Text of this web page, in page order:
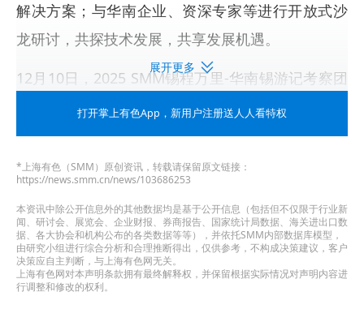
解决方案；与华南企业、资深专家等进行开放式沙
龙研讨，共探技术发展，共享发展机遇。
12月10日，2025 SMM锡程万里-华南锡游记考察团
的成员们来到2025 SMM锡程万里-华南锡游记考察
团——国家粮食和物资储备局广东局八三0处进行考
察。
考察交流
2025 SMM锡程万里-华南锡游记考察团——国家粮
食和物资储备局广东局八三0处，考察团成员受到国
家粮食和物资储备局广东局八三0处领导们的热情接
展开更多
打开掌上有色App ，新用户注册送人人看特权
*上海有色（SMM）原创资讯，转载请保留原文链接：
https://news.smm.cn/news/103686253
本资讯中除公开信息外的其他数据均是基于公开信息（包括但不仅限于行业新
闻、研讨会、展览会、企业财报、券商报告、国家统计局数据、海关进出口数
据、各大协会和机构公布的各类数据等等），并依托SMM内部数据库模型，
由研究小组进行综合分析和合理推断得出，仅供参考，不构成决策建议，客户
决策应自主判断，与上海有色网无关。
上海有色网对本声明条款拥有最终解释权，并保留根据实际情况对声明内容进
行调整和修改的权利。